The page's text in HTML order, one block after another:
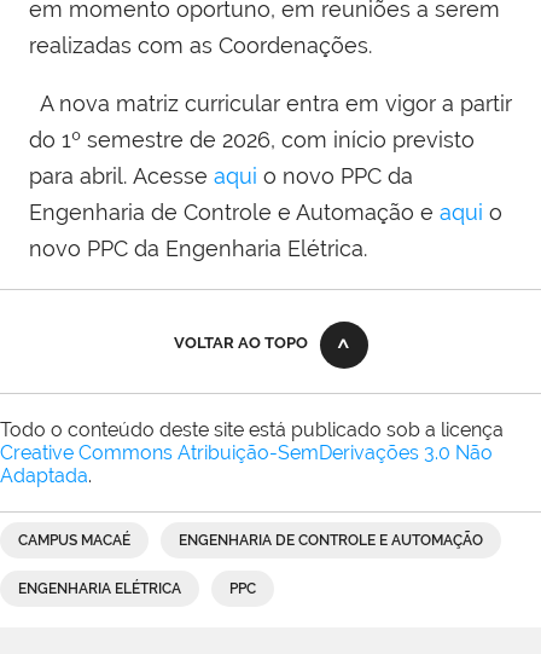
em momento oportuno, em reuniões a serem
realizadas com as Coordenações.
A nova matriz curricular entra em vigor a partir
do 1º semestre de 2026, com início previsto
para abril. Acesse aqui o novo PPC da
Engenharia de Controle e Automação e aqui o
novo PPC da Engenharia Elétrica.
VOLTAR AO TOPO
Todo o conteúdo deste site está publicado sob a licença
Creative Commons Atribuição-SemDerivações 3.0 Não
Adaptada.
CAMPUS MACAÉ ENGENHARIA DE CONTROLE E AUTOMAÇÃO
ENGENHARIA ELÉTRICA PPC